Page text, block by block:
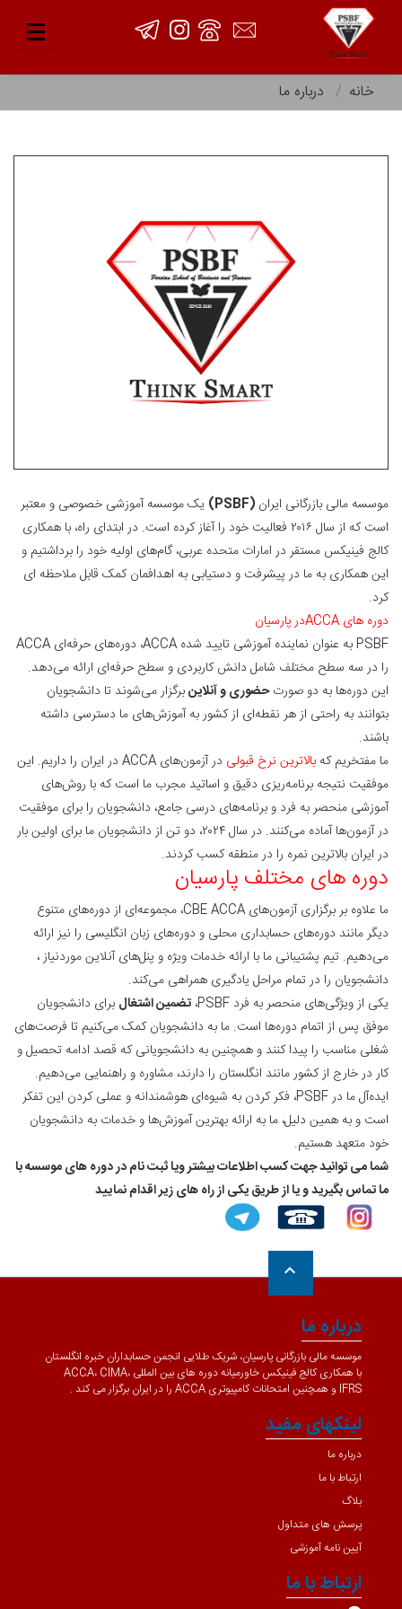
خانه درباره ما
موسسه مالی بازرگانی ایران (PSBF)
یک موسسه آموزشی خصوصی و معتبر
است که از سال ۲۰۱۶ فعالیت خود را آغاز کرده است. در ابتدای راه، با همکاری
کالج فینیکس مستقر در امارات متحده عربی، گام‌های اولیه خود را برداشتیم و
این همکاری به ما در پیشرفت و دستیابی به اهدافمان کمک قابل ملاحظه ای
کرد.
دوره های ACCAدرپارسیان
PSBF به عنوان نماینده آموزشی تایید شده ACCA، دوره‌های حرفه‌ای ACCA
را در سه سطح مختلف شامل دانش کاربردی و سطح حرفه‌ای ارائه می‌دهد.
این دوره‌ها به دو صورتحضوری و آنلاینبرگزار می‌شوند تا دانشجویان
بتوانند به راحتی از هر نقطه‌ای از کشور به آموزش‌های ما دسترسی داشته
باشند.
ما مفتخریم که بالاترین نرخ قبولی
در آزمون‌های ACCA در ایران را داریم. این
موفقیت نتیجه برنامه‌ریزی دقیق و اساتید مجرب ما است که با روش‌های
آموزشی منحصر به فرد و برنامه‌های درسی جامع، دانشجویان را برای موفقیت
در آزمون‌ها آماده می‌کنند. در سال ۲۰۲۴، دو تن از دانشجویان ما برای اولین بار
در ایران بالاترین نمره را در منطقه کسب کردند.
دوره های مختلف پارسیان
ما علاوه بر برگزاری آزمون‌های CBE ACCA، مجموعه‌ای از دوره‌های متنوع
دیگر مانند دوره‌های حسابداری محلی و دوره‌های زبان انگلیسی را نیز ارائه
می‌دهیم. تیم پشتیبانی ما با ارائه خدمات ویژه و پنل‌های آنلاین موردنیاز ،
دانشجویان را در تمام مراحل یادگیری همراهی می‌کند.
یکی از ویژگی‌های منحصر به فرد PSBF،
تضمین اشتغال برای دانشجویان
موفق پس از اتمام دوره‌ها است. ما به دانشجویان کمک می‌کنیم تا فرصت‌های
شغلی مناسب را پیدا کنند و همچنین به دانشجویانی که قصد ادامه تحصیل و
کار در خارج از کشور مانند انگلستان را دارند، مشاوره و راهنمایی می‌دهیم.
ایده‌آل ما در PSBF، فکر کردن به شیوه‌ای هوشمندانه و عملی کردن این تفکر
است و به همین دلیل، ما به ارائه بهترین آموزش‌ها و خدمات به دانشجویان
خود متعهد هستیم.
شما می توانید جهت کسب اطلاعات بیشتر ویا ثبت نام در دوره های موسسه با
ما تماس بگیرید و یا از طریق یکی از راه های زیر اقدامنمایید
keyboard_arrow_up
درباره ما
موسسه مالی بازرگانی پارسیان، شریک طلایی انجمن حسابداران خبره انگلستان
با همکاری کالج فینیکس خاورمیانه دوره های بین المللی ACCA، CIMA،
IFRS و همچنین امتحانات کامپیوتری ACCA را در ایران برگزار می کند .
لینکهای مفید
درباره ما
ارتباط با ما
بلاگ
پرسش های متداول
آیین نامه آموزشی
ارتباط با ما